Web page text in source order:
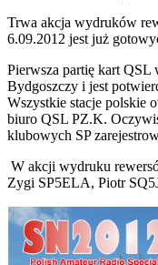
Trwa akcja wydruków
6.09.2012 jest już
Pierwsza partię kart
Bydgoszczy i jest
Wszystkie stacje polskie
biuro QSL PZ.K.
klubowych SP
W akcji wydruku
Zygi SP5ELA, Piotr